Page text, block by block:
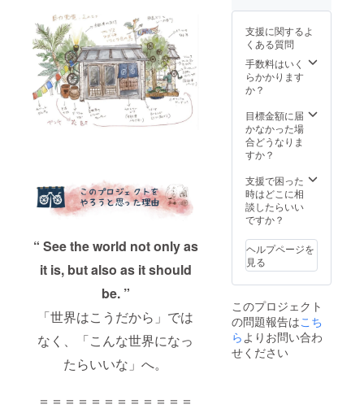
“ See the world not only as
it is, but also as it should
be. ”
「世界はこうだから」では
なく、「こんな世界になっ
たらいいな」へ。
＝＝＝＝＝＝＝＝＝＝＝＝
ロナウ
イルス
の感染
防止対
策をし
た上で
す。 ※
出張費
込み・
撮影と
なりま
す。
（目安
時間 30
データ
納品
後） ※
撮影日
程調整
等は支
ちらの
リター
ンは都
内近郊
限定と
なりま
くださ
い。 ※
新型コ
の感染
防止対
策をし
た上で
たしま
す。 ※
出張費
込み・
日での
撮影と
なりま
す。
（目安
ライブ
ペイン
トセッ
ション
④ オリ
ジナル
サイ
ズ：約
209mm
規格A4
よりや
や小さ
め)（63
ス） ※
恐れ入
ります
が、都
りこち
らのリ
ターン
は都内
近郊限
空
x
40mm)
/ b. のれ
ん
(40mm
40mm)
支援に関するよ
くある質問
手数料はいく
らかかります
か？
目標金額に届
かなかった場
合どうなりま
すか？
支援で困った
時はどこに相
談したらいい
ですか？
ヘルプページを
見る
このプロジェクト
の問題報告はこち
ら よりお問い合わ
せください